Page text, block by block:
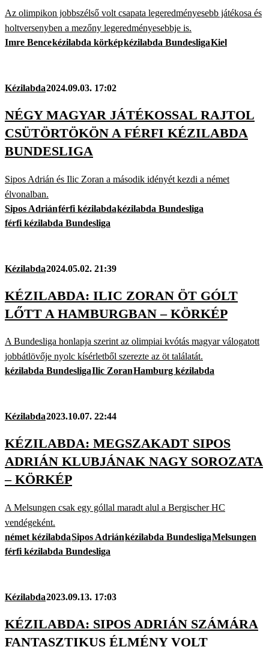
Az olimpikon jobbszélső volt csapata legeredményesebb játékosa és
holtversenyben a mezőny legeredményesebbje is.
Imre Bencekézilabda körképkézilabda BundesligaKiel
Kézilabda2024.09.03. 17:02
NÉGY MAGYAR JÁTÉKOSSAL RAJTOL
CSÜTÖRTÖKÖN A FÉRFI KÉZILABDA
BUNDESLIGA
Sipos Adrián és Ilic Zoran a második idényét kezdi a német
élvonalban.
Sipos Adriánférfi kézilabdakézilabda Bundesliga
férfi kézilabda Bundesliga
Kézilabda2024.05.02. 21:39
KÉZILABDA: ILIC ZORAN ÖT GÓLT
LŐTT A HAMBURGBAN – KÖRKÉP
A Bundesliga honlapja szerint az olimpiai kvótás magyar válogatott
jobbátlövője nyolc kísérletből szerezte az öt találatát.
kézilabda BundesligaIlic ZoranHamburg kézilabda
Kézilabda2023.10.07. 22:44
KÉZILABDA: MEGSZAKADT SIPOS
ADRIÁN KLUBJÁNAK NAGY SOROZATA
– KÖRKÉP
A Melsungen csak egy góllal maradt alul a Bergischer HC
vendégeként.
német kézilabdaSipos Adriánkézilabda BundesligaMelsungen
férfi kézilabda Bundesliga
Kézilabda2023.09.13. 17:03
KÉZILABDA: SIPOS ADRIÁN SZÁMÁRA
FANTASZTIKUS ÉLMÉNY VOLT